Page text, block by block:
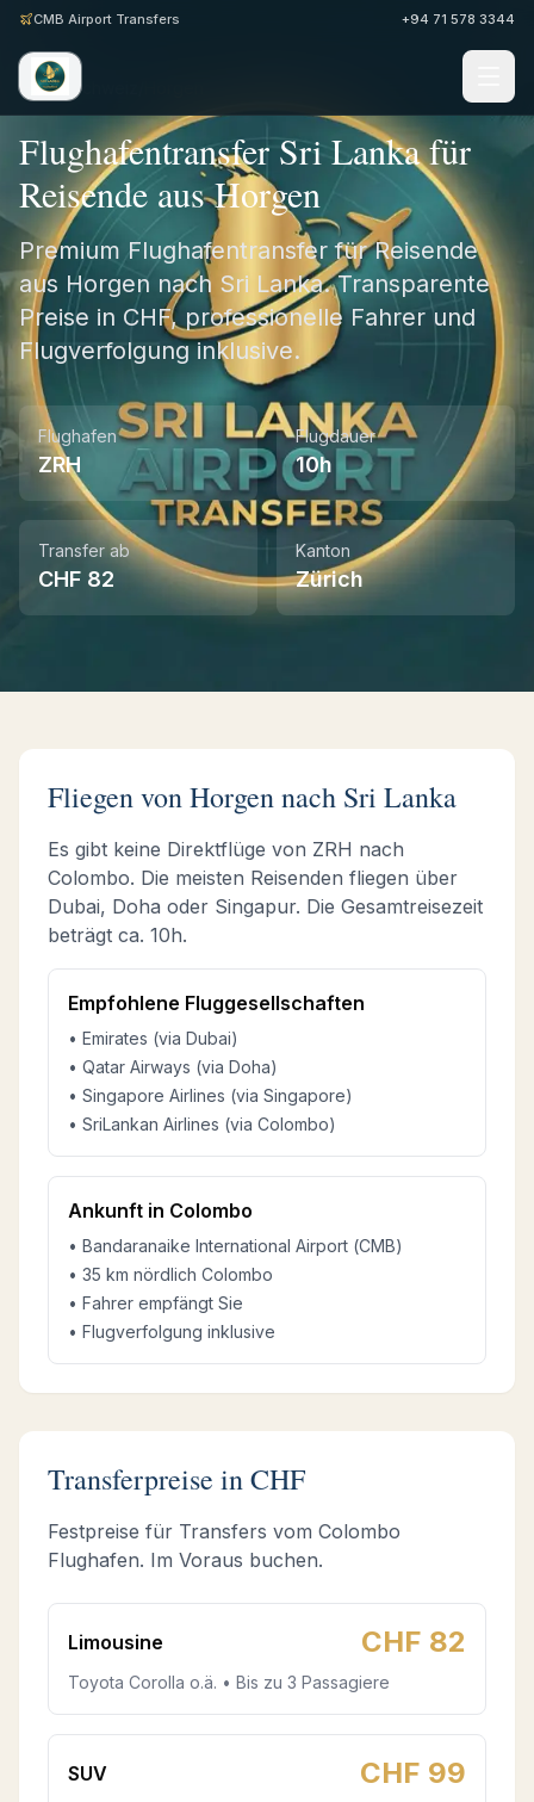
CMB Airport Transfers +94 71 578 3344
Instant WhatsApp Quote
Book Now
Home Schweiz
Flughafentransfer Sri Lanka für
Reisende aus Horgen
Premium Flughafentransfer für Reisende
aus Horgen nach Sri Lanka. Transparente
Preise in CHF, professionelle Fahrer und
Flugverfolgung inklusive.
Flughafen
ZRH
Flugdauer
10h
Transfer ab
CHF 82
Kanton
Zürich
Fliegen vonHorgennach Sri Lanka
Es gibt keine Direktflüge von ZRH nach
Colombo. Die meisten Reisenden fliegen über
Dubai, Doha oder Singapur. Die Gesamtreisezeit
beträgt ca. 10h.
Empfohlene Fluggesellschaften
• Emirates (via Dubai)
• Qatar Airways (via Doha)
• Singapore Airlines (via Singapore)
• SriLankan Airlines (via Colombo)
Ankunft in Colombo
• Bandaranaike International Airport (CMB)
• 35 km nördlich Colombo
• Fahrer empfängt Sie
• Flugverfolgung inklusive
Transferpreise in CHF
Festpreise für Transfers vom Colombo
Flughafen. Im Voraus buchen.
Limousine CHF 82
Toyota Corolla o.ä. • Bis zu 3 Passagiere
SUV CHF 99